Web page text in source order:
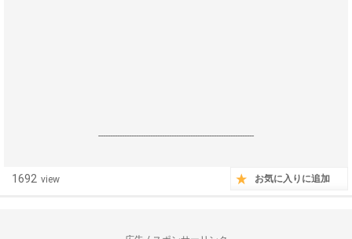
------------------------------------------------------------------
1692 view お気に入りに追加